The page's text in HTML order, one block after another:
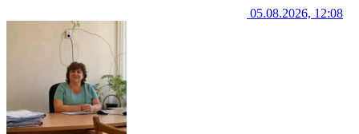
05.08.2026, 12:08